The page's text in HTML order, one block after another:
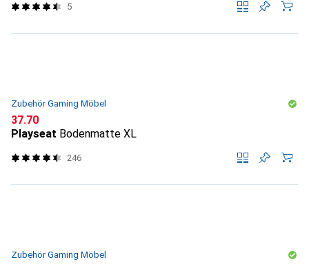
5
Zubehör Gaming Möbel
CHF
37.70
Playseat Bodenmatte XL
246
Zubehör Gaming Möbel